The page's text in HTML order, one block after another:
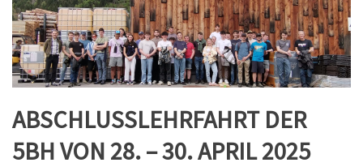
ABSCHLUSSLEHRFAHRT DER
5BH VON 28. – 30. APRIL 2025